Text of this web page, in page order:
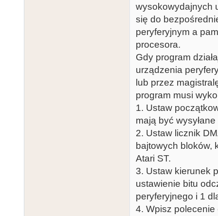
wysokowydajnych
się do
peryferyjnym a
procesora.
Gdy program
urządzenia
lub przez
program musi
1. Ustaw
mają być
2. Ustaw licznik
bajtowych bloków,
Atari ST.
3. Ustaw kierunek
ustawienie bitu
peryferyjnego i 1
4. Wpisz